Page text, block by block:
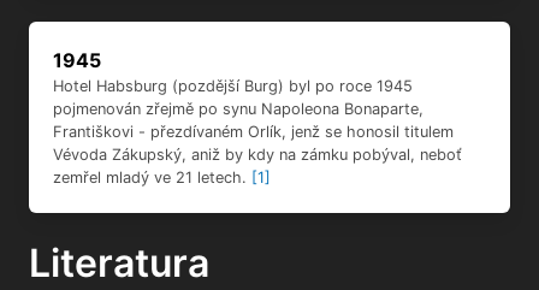
1945
Hotel Habsburg (pozdější Burg) byl po roce 1945
pojmenován zřejmě po synu Napoleona Bonaparte,
Františkovi - přezdívaném Orlík, jenž se honosil titulem
Vévoda Zákupský, aniž by kdy na zámku pobýval, neboť
zemřel mladý ve 21 letech. [1]
Literatura